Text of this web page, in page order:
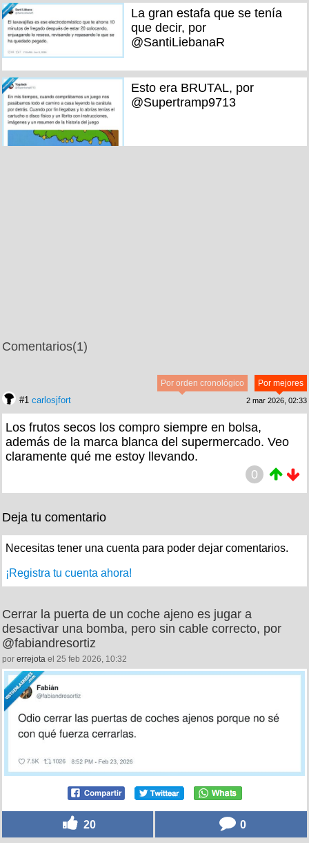
La gran estafa que se tenía
que decir, por
@SantiLiebanaR
Esto era BRUTAL, por
@Supertramp9713
Comentarios(1)
Por mejores
Por orden cronológico
#1 carlosjfort 2 mar 2026, 02:33
Los frutos secos los compro siempre en bolsa,
además de la marca blanca del supermercado. Veo
claramente qué me estoy llevando.
0
Deja tu comentario
Necesitas tener una cuenta para poder dejar comentarios.
¡Registra tu cuenta ahora!
Cerrar la puerta de un coche ajeno es jugar a
desactivar una bomba, pero sin cable correcto, por
@fabiandresortiz
por errejota el 25 feb 2026, 10:32
20 0